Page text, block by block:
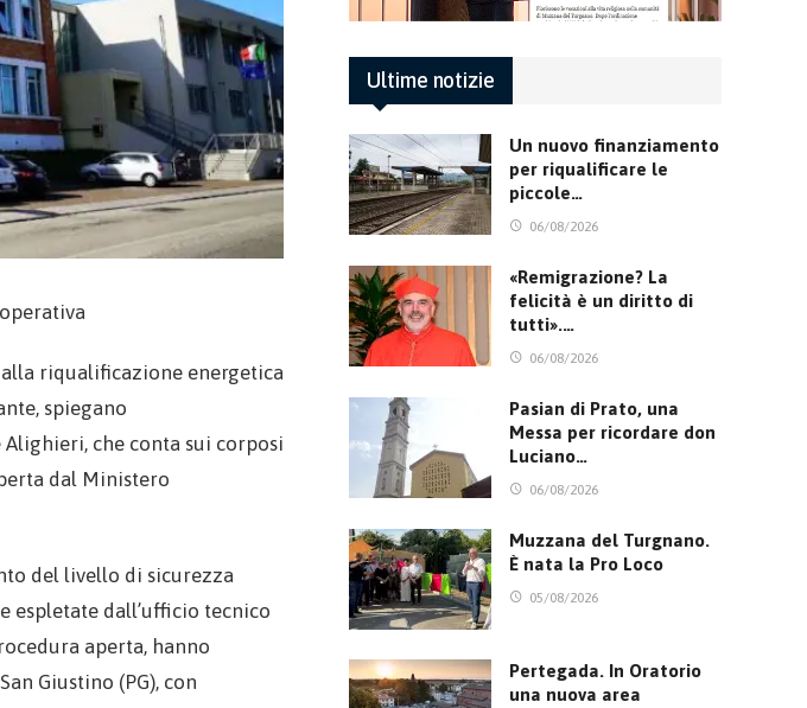
riqualificazione energetica
spiegano
che conta sui corposi
dal Ministero
del livello di sicurezza
espletate dall’ufficio tecnico
aperta, hanno
Giustino (PG), con
Ultime notizie
Un nuovo finanziamento
per riqualificare le
piccole…
06/08/2026
«Remigrazione? La
felicità è un diritto di
tutti».…
06/08/2026
Pasian di Prato, una
Messa per ricordare don
Luciano…
06/08/2026
Muzzana del Turgnano.
È nata la Pro Loco
05/08/2026
Pertegada. In Oratorio
una nuova area